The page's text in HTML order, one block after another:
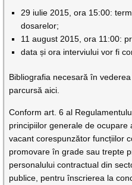
29 iulie 2015, ora 15:00:
dosarelor;
11 august 2015, ora 11:00:
data și ora interviului vor fi
Bibliografia necesară în
parcursă aici.
Conform art. 6 al
principiilor generale de
vacant corespunzător funcțiilor
promovare în grade sau trepte
personalului contractual din
publice, pentru înscrierea la